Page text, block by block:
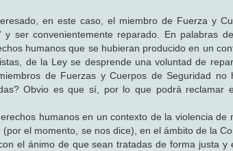
en este caso, el miembro de Fuerza y
ser convenientemente reparado. En palabras
humanos que se hubieran producido en un
de la Ley se desprende una voluntad de
de Fuerzas y Cuerpos de Seguridad no
Obvio es que sí, por lo que podrá reclamar
humanos en un contexto de la violencia de
el momento, se nos dice), en el ámbito de la
el ánimo de que sean tratadas de forma justa y